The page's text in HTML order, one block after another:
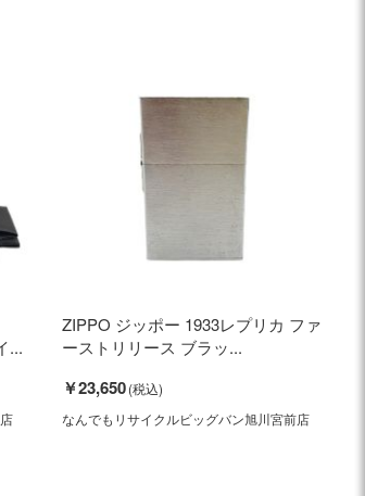
...
ZIPPO ジッポー 1933レプリカ ファ
ーストリリース ブラッ...
￥23,650
なんでもリサイクルビッグバン旭川宮前店